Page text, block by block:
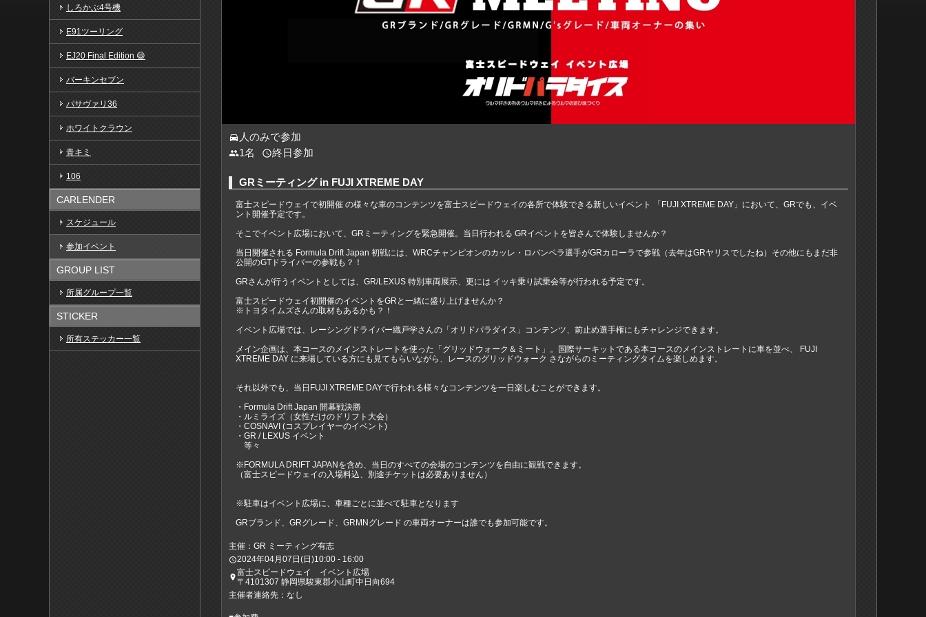
しろかぶ4号機
E91ツーリング
EJ20 Final Edition 😄
バーキンセブン
パサヴァリ36
ホワイトクラウン
青キミ
106
CARLENDER
スケジュール
参加イベント
GROUP LIST
所属グループ一覧
STICKER
所有ステッカー一覧
directions_car 人のみで参加
people1名 access_time終日参加
GRミーティング in FUJI XTREME DAY
富⼠スピードウェイで初開催 の様々な⾞のコンテンツを富⼠スピードウェイの各所で体験できる新しいイベント 「FUJI XTREME DAY」において、GRでも、イベ
ント開催予定です。
そこでイベント広場において、GRミーティングを緊急開催。当日行われる GRイベントを皆さんで体験しませんか？
当日開催される Formula Drift Japan 初戦には、WRCチャンピオンのカッレ・ロバンペラ選手がGRカローラで参戦（去年はGRヤリスでしたね）その他にもまだ非
公開のGTドライバーの参戦も？！
GRさんが行うイベントとしては、GR/LEXUS 特別車両展示、更には イッキ乗り試乗会等が行われる予定です。
富士スピードウェイ初開催のイベントをGRと一緒に盛り上げませんか？
※トヨタイムズさんの取材もあるかも？！
イベント広場では、レーシングドライバー織戸学さんの「オリドパラダイス」コンテンツ、前止め選手権にもチャレンジできます。
メイン企画は、本コースのメインストレートを使った「グリッドウォーク＆ミート」。国際サーキットである本コースのメインストレートに⾞を並べ、 FUJI
XTREME DAY に来場している⽅にも⾒てもらいながら、レースのグリッドウォーク さながらのミーティングタイムを楽しめます。
それ以外でも、当日FUJI XTREME DAYで行われる様々なコンテンツを一日楽しむことができます。
・Formula Drift Japan 開幕戦決勝
・ルミライズ（女性だけのドリフト大会）
・COSNAVI (コスプレイヤーのイベント)
・GR / LEXUS イベント
等々
※FORMULA DRIFT JAPANを含め、当⽇のすべての会場のコンテンツを⾃由に観戦できます。
（富⼠スピードウェイの⼊場料込、別途チケットは必要ありません）
※駐車はイベント広場に、車種ごとに並べて駐車となります
GRブランド、GRグレード、GRMNグレード の車両オーナーは誰でも参加可能です。
主催：GR ミーティング有志
access_time2024年04月07日(日)10:00 - 16:00
place富士スピードウェイ イベント広場
〒4101307 静岡県駿東郡小山町中日向694
主催者連絡先：なし